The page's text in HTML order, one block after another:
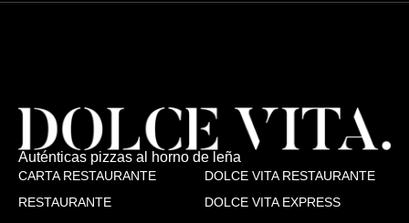
Auténticas pizzas al horno de leña
CARTA RESTAURANTE
RESTAURANTE
DOLCE VITA RESTAURANTE
DOLCE VITA EXPRESS